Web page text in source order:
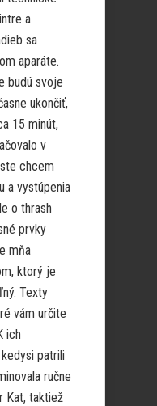
a
sa
aparáte.
budú svoje
ukončiť,
15 minút,
v
chcem
a vystúpenia
o thrash
prvky
mňa
ktorý je
Texty
vám určite
ich
patrili
ručne
Kat, taktiež